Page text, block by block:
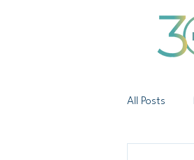
All Posts